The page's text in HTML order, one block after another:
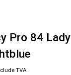
Pro 84 Lady
TVA